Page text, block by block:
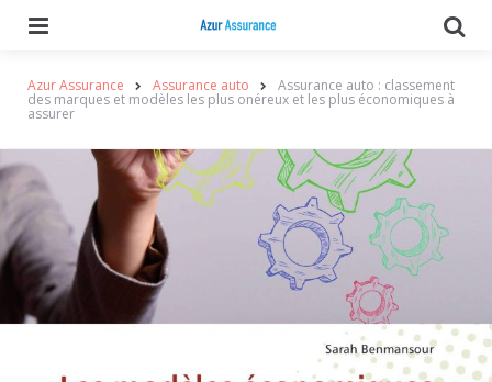
Azur Assurance Assurance auto Assurance auto : classement
des marques et modèles les plus onéreux et les plus économiques à
assurer